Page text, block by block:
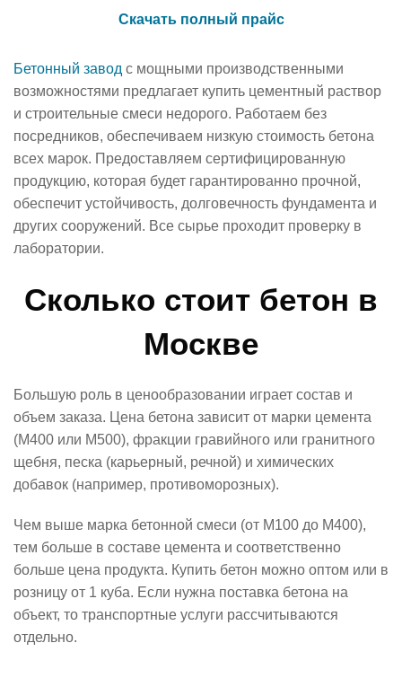
Скачать полный прайс
Бетонный завод с мощными производственными
возможностями предлагает купить цементный раствор
и строительные смеси недорого. Работаем без
посредников, обеспечиваем низкую стоимость бетона
всех марок. Предоставляем сертифицированную
продукцию, которая будет гарантированно прочной,
обеспечит устойчивость, долговечность фундамента и
других сооружений. Все сырье проходит проверку в
лаборатории.
Сколько стоит бетон в
Москве
Большую роль в ценообразовании играет состав и
объем заказа. Цена бетона зависит от марки цемента
(М400 или М500), фракции гравийного или гранитного
щебня, песка (карьерный, речной) и химических
добавок (например, противоморозных).
Чем выше марка бетонной смеси (от М100 до М400),
тем больше в составе цемента и соответственно
больше цена продукта. Купить бетон можно оптом или в
розницу от 1 куба. Если нужна поставка бетона на
объект, то транспортные услуги рассчитываются
отдельно.